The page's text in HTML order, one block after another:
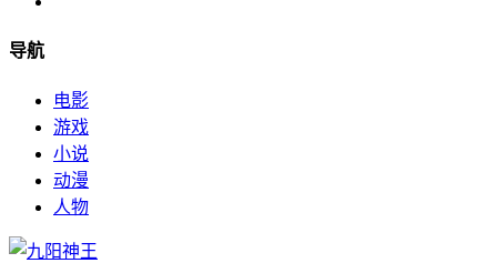
导航
电影
游戏
小说
动漫
人物